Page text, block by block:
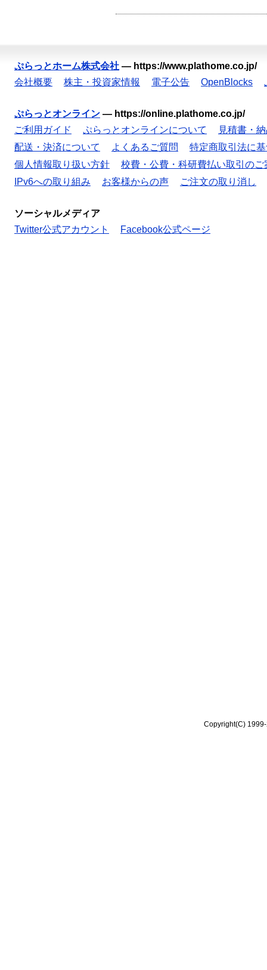
ぷらっとホーム株式会社 — https://www.plathome.co.jp/
会社概要
株主・投資家情報 電子公告 OpenBlocks
ぷらっとオンライン — https://online.plathome.co.jp/
ご利用ガイド
ぷらっとオンラインについて
見積書・
配送・決済について
よくあるご質問
特定商取引法に
個人情報取り扱い方針
校費・公費・科研費払い取引のご
IPv6への取り組み
お客様からの声 ご注文の取り消し
ソーシャルメディア
Twitter公式アカウント
Facebook公式ページ
Copyright(C)